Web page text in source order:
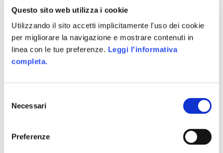
Questo sito web utilizza i cookie
Utilizzando il sito accetti implicitamente l'uso dei cookie
per migliorare la navigazione e mostrare contenuti in
linea con le tue preferenze. Leggi l'informativa
completa.
delNecessari
Preferenze